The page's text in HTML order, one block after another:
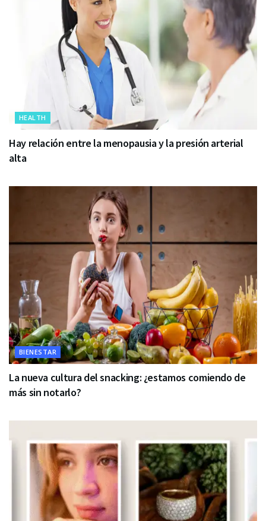
HEALTH
Hay relación entre la menopausia y la presión arterial
alta
BIENESTAR
La nueva cultura del snacking: ¿estamos comiendo de
más sin notarlo?